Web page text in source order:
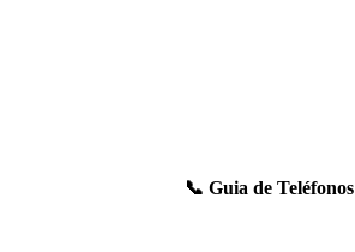
📞 Guia de Teléfonos